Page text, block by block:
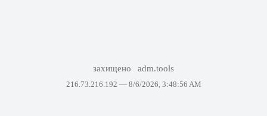
захищено adm.tools
216.73.216.192 — 8/6/2026, 3:48:56 AM